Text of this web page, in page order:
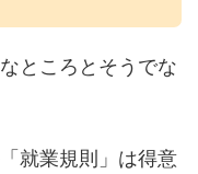
ところとそうでな
就業規則」は得意